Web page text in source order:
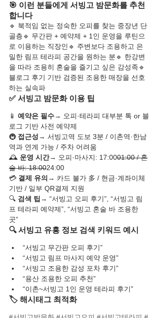
🎯 이런 분들에게 서빙고 밤문화를 추천
합니다
🔹 북적임 없는 정숙한 오피를 찾는 중장년 단
골층🔹 무간판 + 예약제 + 1인 운영을 루틴으
로 이용하는 직장인🔹 주변보다 조용하고 은
밀한 림프 테라피 공간을 원하는 분🔹 한강변
을 따라 조용히 혼술을 즐기고 싶은 감성족🔹
블로그 후기 기반 검증된 조용한 매장을 선호
하는 실속파
✅ 서빙고 밤문화 이용 팁
📱 예약은 필수→ 오피·테라피 대부분 톡 or 블
로그 기반 사전 예약제
🚇 접근성→ 서빙고역 도보 3분 / 이촌역·한남
역과 연계 가능 / 주차 어려움
🕰️ 운영 시간→ 오피·마사지: 17:0001:00 / 혼
술 바: 18:0024:00
💳 결제 유의 → 카드 불가 多 / 현금·계좌이체
기반 / 일부 QR결제 지원
🔍 검색 팁 → “서빙고 오피 후기”, “서빙고 림
프 테라피 예약제”, “서빙고 혼술 바 조용한
곳”
🔍 서빙고 유흥 정보 검색 키워드 예시
“서빙고 무간판 오피 후기”
“서빙고 림프 마사지 예약 운영”
“서빙고 조용한 감성 포차 후기”
“용산 조용한 오피 추천”
“이촌~서빙고 1인 운영 테라피 후기”
🏷️ 해시태그 최적화